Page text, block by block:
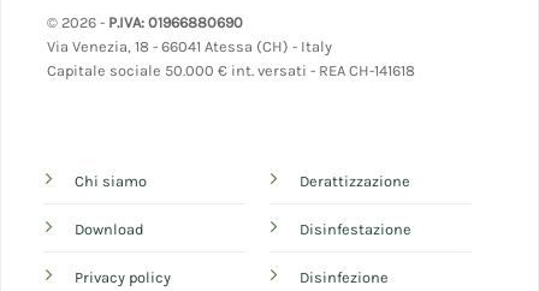
© 2026 - P.IVA: 01966880690
Via Venezia, 18 - 66041 Atessa (CH) - Italy
Capitale sociale 50.000 € int. versati - REA CH-141618
Chi siamo
Download
Privacy policy
Derattizzazione
Disinfestazione
Disinfezione